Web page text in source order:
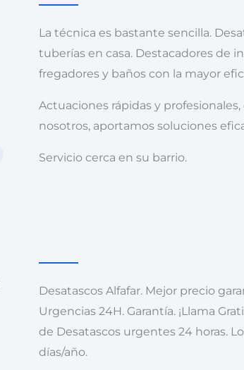
La técnica es bastante sencilla.
tuberías en casa. Destacadores de
fregadores y baños con la mayor
Actuaciones rápidas y
nosotros, aportamos soluciones
Servicio cerca en su barrio.
Desatascos Alfafar. Mejor precio
Urgencias 24H. Garantía. ¡Llama
de Desatascos urgentes 24 horas.
días/año.